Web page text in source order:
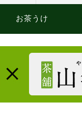
お茶うけ